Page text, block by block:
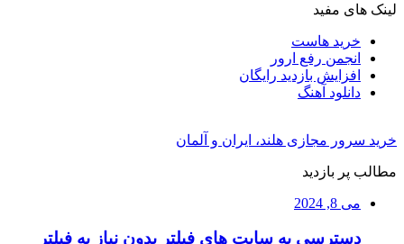
لینک های مفید
خرید هاست
انجمن رفع ارور
افزایش بازدید رایگان
دانلود آهنگ
خرید سرور مجازی هلند، ایران و آلمان
مطالب پر بازدید
می 8, 2024
دسترسی به سایت های فیلتر بدون نیاز به فیلتر